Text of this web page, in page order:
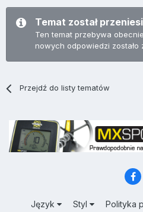
Temat został
Ten temat przebywa
nowych odpowiedzi zostało
Przejdź do listy tematów
Język Styl Polityka